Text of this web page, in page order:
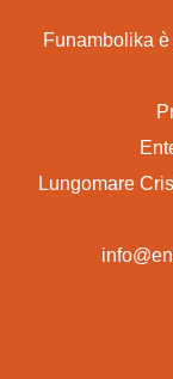
Funambolika
Lungomare